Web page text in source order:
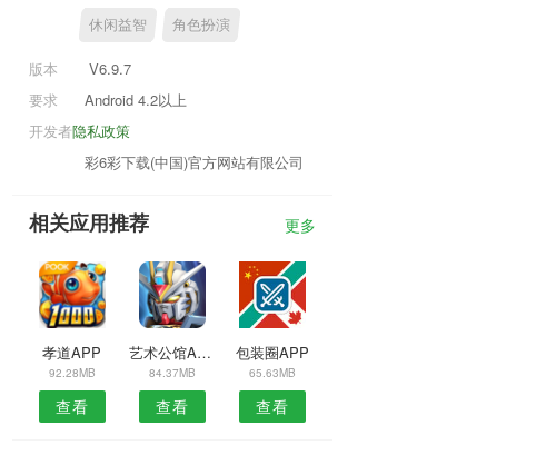
休闲益智 角色扮演
版本
V6.9.7
要求
Android 4.2以上
隐私政策
开发者
彩6彩下载(中国)官方网站有限公司
相关应用推荐 更多
孝道APP
92.28MB
查看
艺术公馆APP
84.37MB
查看
包装圈APP
65.63MB
查看